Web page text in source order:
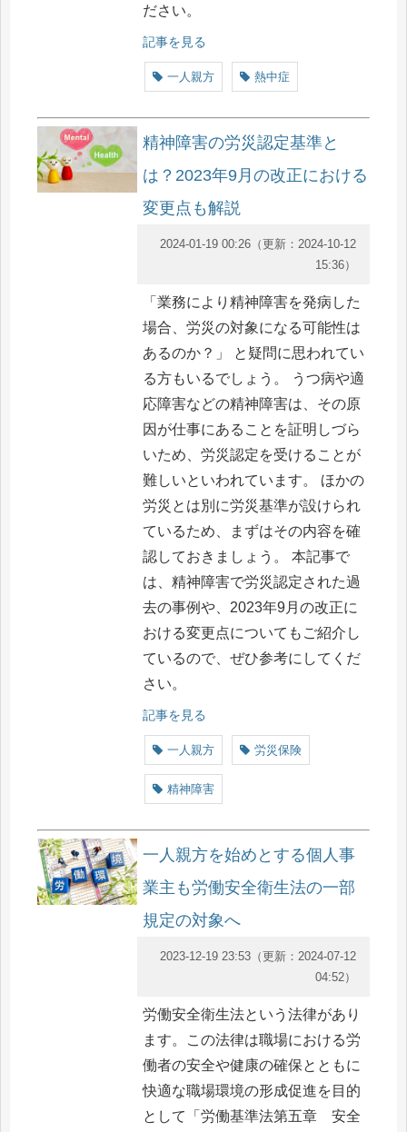
ださい。
記事を見る
一人親方 熱中症
精神障害の労災認定基準と
は？2023年9月の改正における
変更点も解説
2024-01-19 00:26（更新： 2024-10-12
15:36）
「業務により精神障害を発病した
場合、労災の対象になる可能性は
あるのか？」 と疑問に思われてい
る方もいるでしょう。 うつ病や適
応障害などの精神障害は、その原
因が仕事にあることを証明しづら
いため、労災認定を受けることが
難しいといわれています。 ほかの
労災とは別に労災基準が設けられ
ているため、まずはその内容を確
認しておきましょう。 本記事で
は、精神障害で労災認定された過
去の事例や、2023年9月の改正に
おける変更点についてもご紹介し
ているので、ぜひ参考にしてくだ
さい。
記事を見る
一人親方 労災保険
精神障害
一人親方を始めとする個人事
業主も労働安全衛生法の一部
規定の対象へ
2023-12-19 23:53（更新： 2024-07-12
04:52）
労働安全衛生法という法律があり
ます。この法律は職場における労
働者の安全や健康の確保とともに
快適な職場環境の形成促進を目的
として「労働基準法第五章 安全